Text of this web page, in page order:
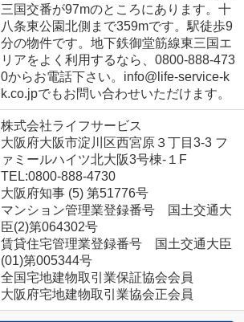
三国交番が97mのところにあります。十
八条東公園北側まで359mです。駅徒歩9
分の物件です。地下鉄御堂筋線東三国エ
リアをよく利用するなら、0800-888-473
0からお電話下さい。info@life-service-k
k.co.jpでもお問い合わせいただけます。
株式会社ライフサービス
大阪府大阪市淀川区西宮原３丁目3-3 フ
ァミールハイツ北大阪3号棟-１F
TEL:0800-888-4730
大阪府知事 (5) 第51776号
マンション管理業登録番号 国土交通大
臣(2)第064302号
賃貸住宅管理業登録番号 国土交通大臣
(01)第005344号
全国宅地建物取引業保証協会会員
大阪府宅地建物取引業協会正会員